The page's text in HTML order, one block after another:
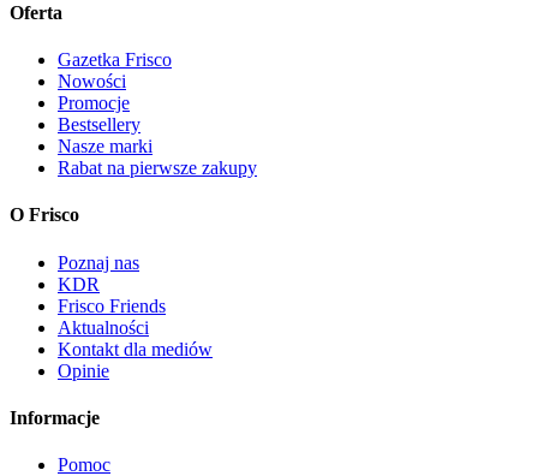
Oferta
Gazetka Frisco
Nowości
Promocje
Bestsellery
Nasze marki
Rabat na pierwsze zakupy
O Frisco
Poznaj nas
KDR
Frisco Friends
Aktualności
Kontakt dla mediów
Opinie
Informacje
Pomoc